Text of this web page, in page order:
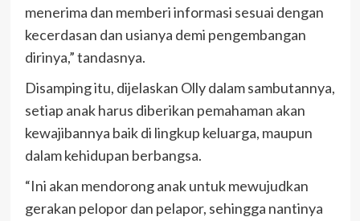
menerima dan memberi informasi sesuai dengan
kecerdasan dan usianya demi pengembangan
dirinya,” tandasnya.
Disamping itu, dijelaskan Olly dalam sambutannya,
setiap anak harus diberikan pemahaman akan
kewajibannya baik di lingkup keluarga, maupun
dalam kehidupan berbangsa.
“Ini akan mendorong anak untuk mewujudkan
gerakan pelopor dan pelapor, sehingga nantinya